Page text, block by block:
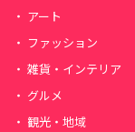
アート
ファッション
雑貨・インテリア
グルメ
観光・地域